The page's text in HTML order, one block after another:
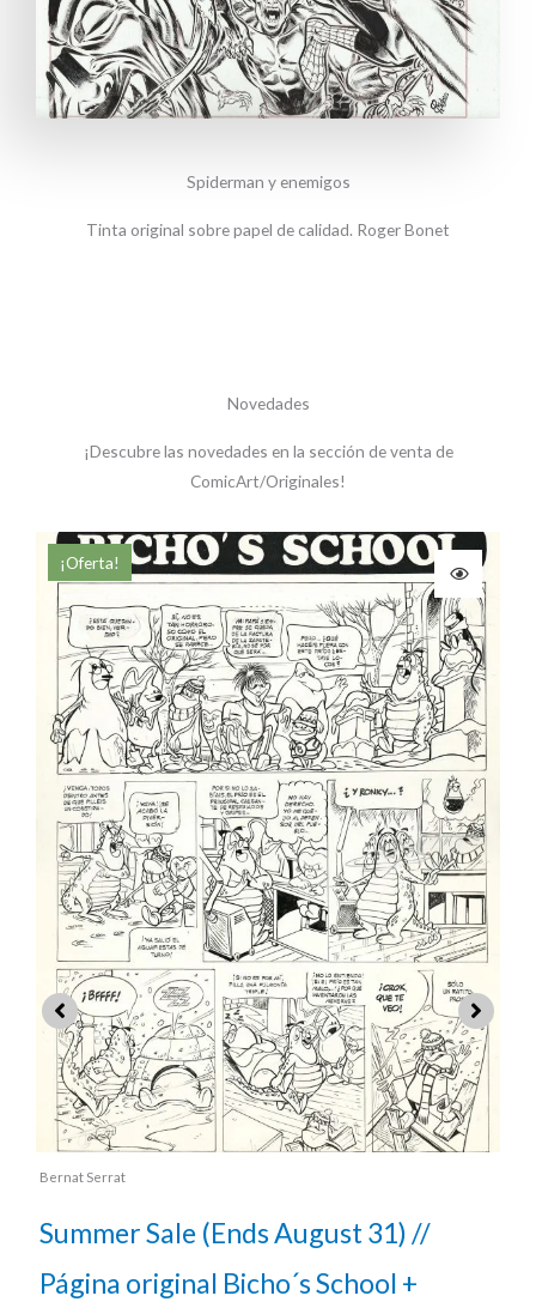
Spiderman y enemigos
Tinta original sobre papel de calidad. Roger Bonet
Novedades
¡Descubre las novedades en la sección de venta de
ComicArt/Originales!
¡Oferta!
Bernat Serrat
Summer Sale (Ends August 31) //
Página original cómic: Bicho´s School
El
precio
original
era:
180,00 €.
El
precio
actual
es:
165,00 €.